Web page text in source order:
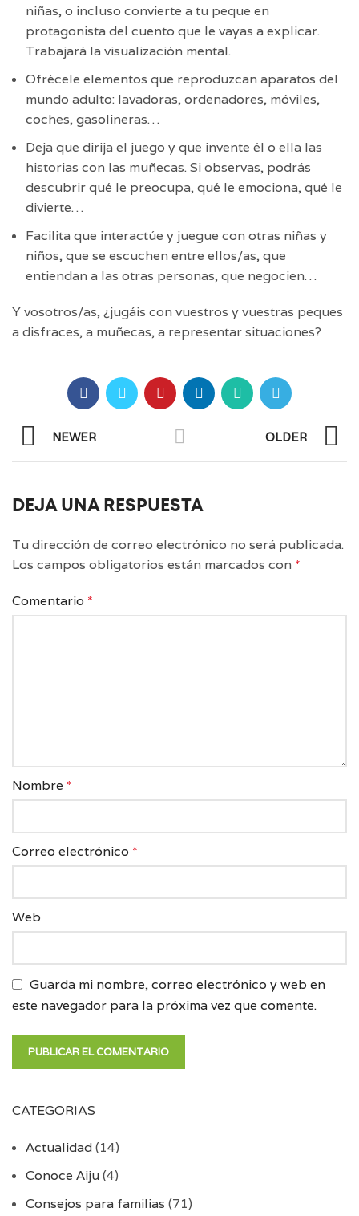
niñas, o incluso convierte a tu peque en
protagonista del cuento que le vayas a explicar.
Trabajará la visualización mental.
Ofrécele elementos que reproduzcan aparatos del
mundo adulto: lavadoras, ordenadores, móviles,
coches, gasolineras…
Deja que dirija el juego y que invente él o ella las
historias con las muñecas. Si observas, podrás
descubrir qué le preocupa, qué le emociona, qué le
divierte…
Facilita que interactúe y juegue con otras niñas y
niños, que se escuchen entre ellos/as, que
entiendan a las otras personas, que negocien…
Y vosotros/as, ¿jugáis con vuestros y vuestras peques
a disfraces, a muñecas, a representar situaciones?
NEWER OLDER
DEJA UNA RESPUESTA
Tu dirección de correo electrónico no será publicada.
Los campos obligatorios están marcados con *
Comentario *
Nombre *
Correo electrónico *
Web
Guarda mi nombre, correo electrónico y web en
este navegador para la próxima vez que comente.
CATEGORIAS
Actualidad(14)
Conoce Aiju(4)
Consejos para familias (71)